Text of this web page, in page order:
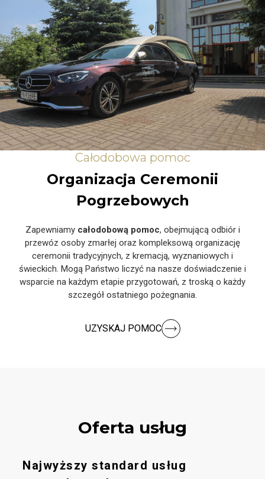
Całodobowa pomoc
Organizacja Ceremonii
Pogrzebowych
Zapewniamy całodobową pomoc, obejmującą odbiór i
przewóz osoby zmarłej oraz kompleksową organizację
ceremonii tradycyjnych, z kremacją, wyznaniowych i
świeckich. Mogą Państwo liczyć na nasze doświadczenie i
wsparcie na każdym etapie przygotowań, z troską o każdy
szczegół ostatniego pożegnania.
UZYSKAJ POMOC
Oferta usług
Najwyższy standard usług